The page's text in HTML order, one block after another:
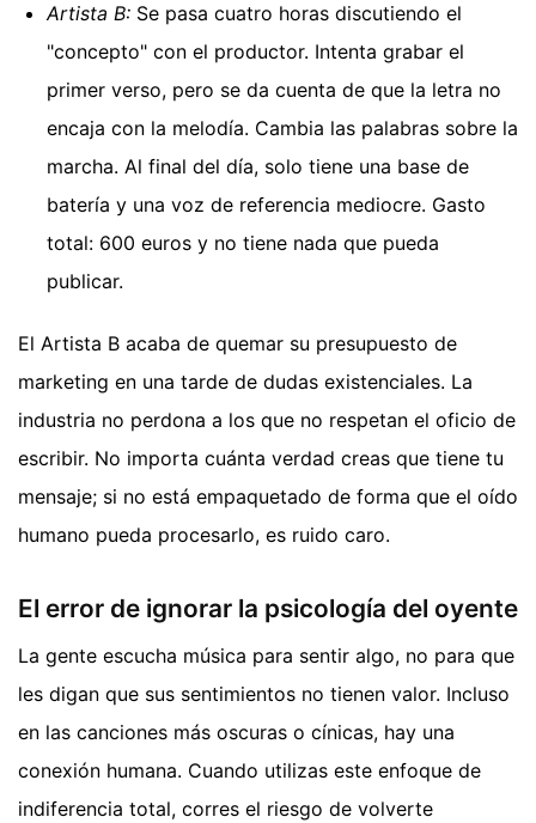
Artista B: Se pasa cuatro horas discutiendo el
"concepto" con el productor. Intenta grabar el
primer verso, pero se da cuenta de que la letra no
encaja con la melodía. Cambia las palabras sobre la
marcha. Al final del día, solo tiene una base de
batería y una voz de referencia mediocre. Gasto
total: 600 euros y no tiene nada que pueda
publicar.
El Artista B acaba de quemar su presupuesto de
marketing en una tarde de dudas existenciales. La
industria no perdona a los que no respetan el oficio de
escribir. No importa cuánta verdad creas que tiene tu
mensaje; si no está empaquetado de forma que el oído
humano pueda procesarlo, es ruido caro.
El error de ignorar la psicología del oyente
La gente escucha música para sentir algo, no para que
les digan que sus sentimientos no tienen valor. Incluso
en las canciones más oscuras o cínicas, hay una
conexión humana. Cuando utilizas este enfoque de
indiferencia total, corres el riesgo de volverte